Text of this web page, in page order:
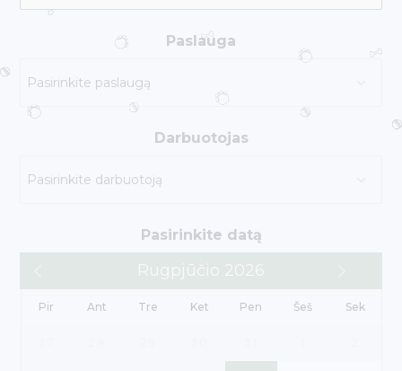
Paslauga
Darbuotojas
Pasirinkite datą
Rugpjūčio 2026
Pir Ant Tre Ket Pen Šeš Sek